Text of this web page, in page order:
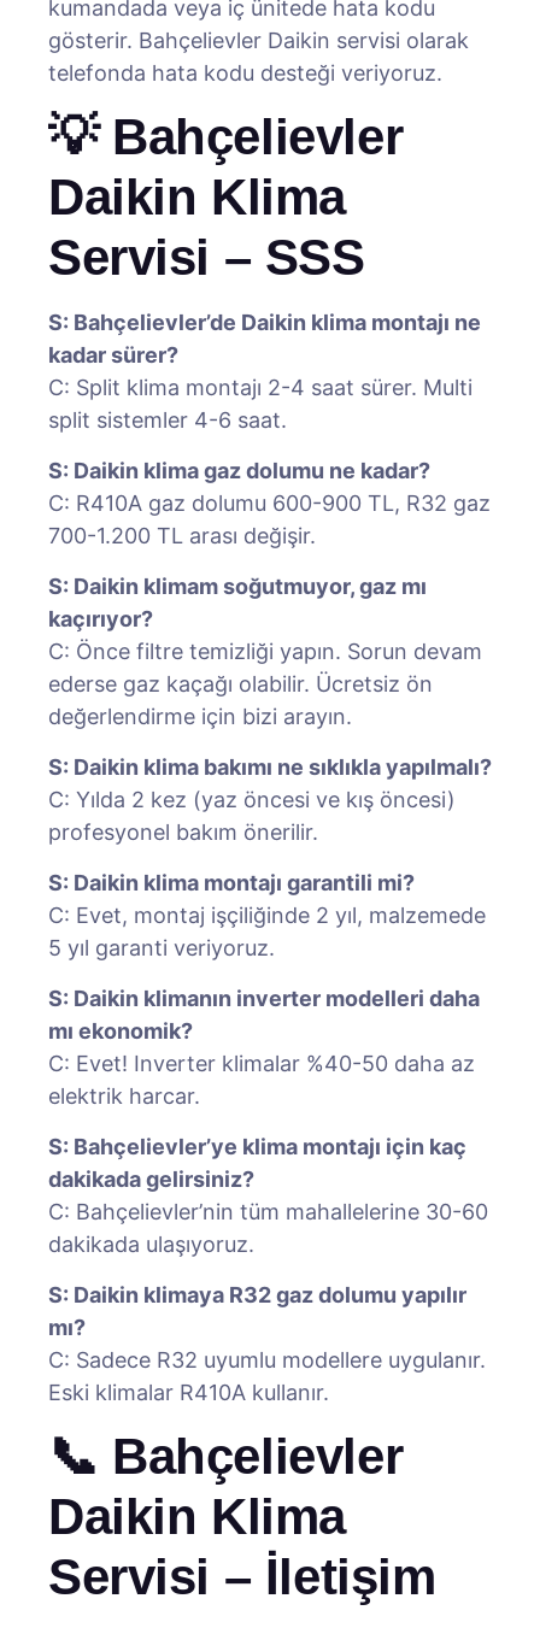
kumandada veya iç ünitede hata kodu
gösterir. Bahçelievler Daikin servisi olarak
telefonda hata kodu desteği veriyoruz.
💡 Bahçelievler
Daikin Klima
Servisi – SSS
S: Bahçelievler’de Daikin klima montajı ne
kadar sürer?
C: Split klima montajı 2-4 saat sürer. Multi
split sistemler 4-6 saat.
S: Daikin klima gaz dolumu ne kadar?
C: R410A gaz dolumu 600-900 TL, R32 gaz
700-1.200 TL arası değişir.
S: Daikin klimam soğutmuyor, gaz mı
kaçırıyor?
C: Önce filtre temizliği yapın. Sorun devam
ederse gaz kaçağı olabilir. Ücretsiz ön
değerlendirme için bizi arayın.
S: Daikin klima bakımı ne sıklıkla yapılmalı?
C: Yılda 2 kez (yaz öncesi ve kış öncesi)
profesyonel bakım önerilir.
S: Daikin klima montajı garantili mi?
C: Evet, montaj işçiliğinde 2 yıl, malzemede
5 yıl garanti veriyoruz.
S: Daikin klimanın inverter modelleri daha
mı ekonomik?
C: Evet! Inverter klimalar %40-50 daha az
elektrik harcar.
S: Bahçelievler’ye klima montajı için kaç
dakikada gelirsiniz?
C: Bahçelievler’nin tüm mahallelerine 30-60
dakikada ulaşıyoruz.
S: Daikin klimaya R32 gaz dolumu yapılır
mı?
C: Sadece R32 uyumlu modellere uygulanır.
Eski klimalar R410A kullanır.
📞 Bahçelievler
Daikin Klima
Servisi – İletişim